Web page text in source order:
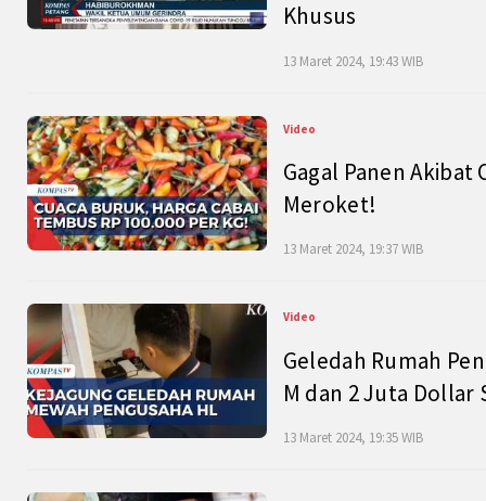
Khusus
13 Maret 2024, 19:43 WIB
Video
Gagal Panen Akibat
Meroket!
13 Maret 2024, 19:37 WIB
Video
Geledah Rumah
M dan 2 Juta Dollar
13 Maret 2024, 19:35 WIB